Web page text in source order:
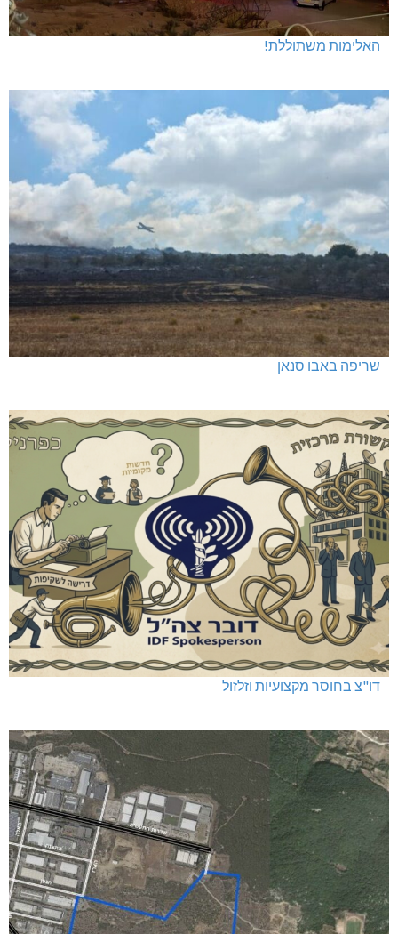
האלימות משתוללת!
שריפה באבו סנאן
דו"צ בחוסר מקצועיות וזלזול